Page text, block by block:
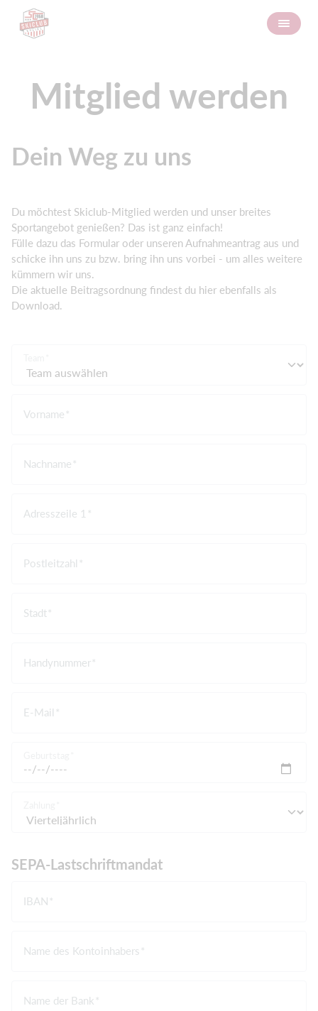
Mitglied werden
Dein Weg zu uns
Du möchtest Skiclub-Mitglied werden und unser breites
Sportangebot genießen? Das ist ganz einfach!
Fülle dazu das Formular oder unseren Aufnahmeantrag aus und
schicke ihn uns zu bzw. bring ihn uns vorbei - um alles weitere
kümmern wir uns.
Die aktuelle Beitragsordnung findest du hier ebenfalls als
Download.
Vorname
Nachname
Adresszeile 1
Postleitzahl
Stadt
Handynummer
E-Mail
SEPA-Lastschriftmandat
IBAN
Name des Kontoinhabers
Name der Bank